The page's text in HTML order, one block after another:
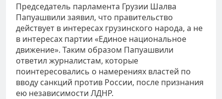
Председатель парламента Грузии Шалва
Папуашвили заявил, что правительство
действует в интересах грузинского народа, а не
в интересах партии «Единое национальное
движение». Таким образом Папуашвили
ответил журналистам, которые
поинтересовались о намерениях властей по
вводу санкций против России, после признания
ею независимости ЛДНР.